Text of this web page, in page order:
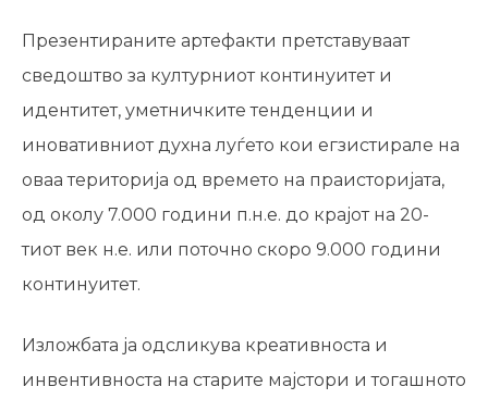
Презентираните артефакти претставуваат
сведоштво за културниот континуитет и
идентитет, уметничките тенденции и
иновативниот духна луѓето кои егзистирале на
оваа територија од времето на праисторијата,
од околу 7.000 години п.н.е. до крајот на 20-
тиот век н.е. или поточно скоро 9.000 години
континуитет.
Изложбата ја одсликува креативноста и
инвентивноста на старите мајстори и тогашното